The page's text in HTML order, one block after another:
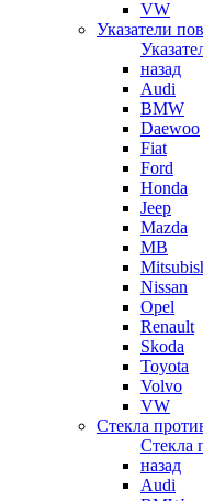
VW
Указатели
назад
Audi
BMW
Daewoo
Fiat
Ford
Honda
Jeep
Mazda
MB
Nissan
Opel
Renault
Skoda
Toyota
Volvo
VW
Стекла
Стекла
назад
Audi